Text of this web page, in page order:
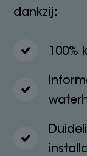
dankzij:
100%